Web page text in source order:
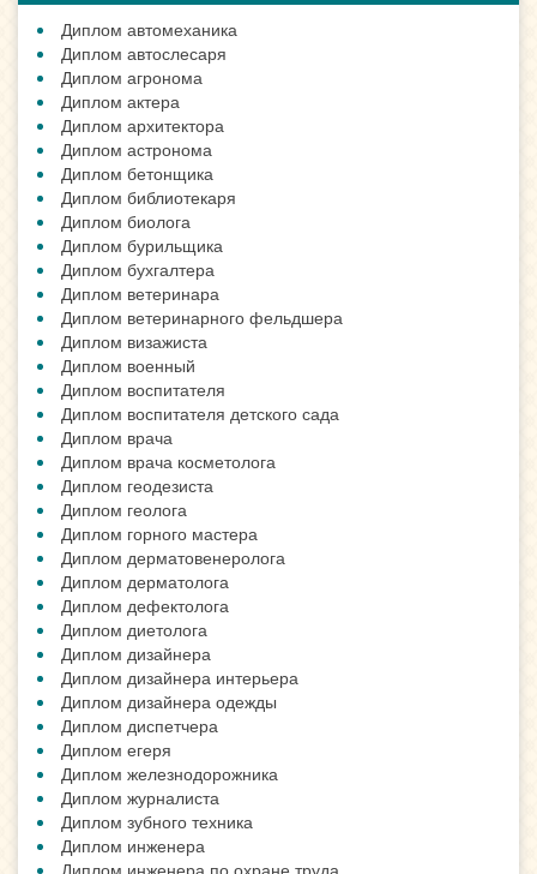
Диплом автомеханика
Диплом автослесаря
Диплом агронома
Диплом актера
Диплом архитектора
Диплом астронома
Диплом бетонщика
Диплом библиотекаря
Диплом биолога
Диплом бурильщика
Диплом бухгалтера
Диплом ветеринара
Диплом ветеринарного фельдшера
Диплом визажиста
Диплом военный
Диплом воспитателя
Диплом воспитателя детского сада
Диплом врача
Диплом врача косметолога
Диплом геодезиста
Диплом геолога
Диплом горного мастера
Диплом дерматовенеролога
Диплом дерматолога
Диплом дефектолога
Диплом диетолога
Диплом дизайнера
Диплом дизайнера интерьера
Диплом дизайнера одежды
Диплом диспетчера
Диплом егеря
Диплом железнодорожника
Диплом журналиста
Диплом зубного техника
Диплом инженера